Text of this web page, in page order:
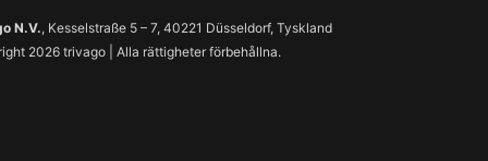
N.V., Kesselstraße 5 – 7, 40221 Düsseldorf, Tyskland
2026 trivago | Alla rättigheter förbehållna.